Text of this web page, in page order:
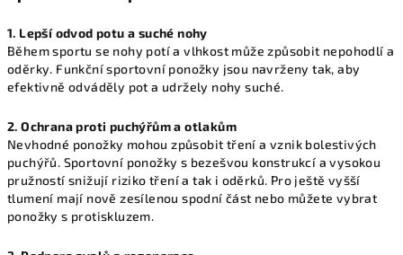
1. Lepší odvod potu a suché nohy
Během sportu se nohy potí a vlhkost může způsobit nepohodlí a
oděrky. Funkční sportovní ponožky jsou navrženy tak, aby
efektivně odváděly pot a udržely nohy suché.
2. Ochrana proti puchýřům a otlakům
Nevhodné ponožky mohou způsobit tření a vznik bolestivých
puchýřů. Sportovní ponožky s bezešvou konstrukcí a vysokou
pružností snižují riziko tření a tak i oděrků. Pro ještě vyšší
tlumení mají nově zesílenou spodní část nebo můžete vybrat
ponožky s protiskluzem.